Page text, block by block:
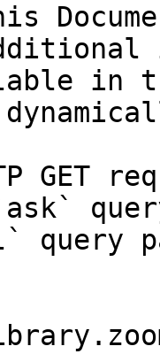
in
GET
query